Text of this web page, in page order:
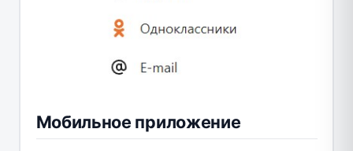
Мобильное приложение